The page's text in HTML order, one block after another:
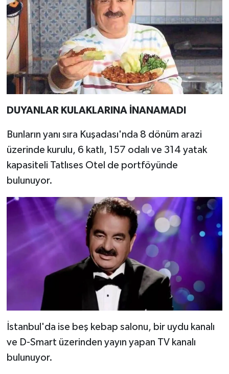
DUYANLAR KULAKLARINA İNANAMADI
Bunların yanı sıra Kuşadası'nda 8 dönüm arazi
üzerinde kurulu, 6 katlı, 157 odalı ve 314 yatak
kapasiteli Tatlıses Otel de portföyünde
bulunuyor.
İstanbul'da ise beş kebap salonu, bir uydu kanalı
ve D-Smart üzerinden yayın yapan TV kanalı
bulunuyor.